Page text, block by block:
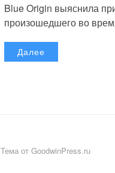
Blue Origin выяснила
произошедшего во
Далее
Тема от GoodwinPress.ru